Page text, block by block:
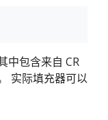
中包含来自 CR
实际填充器可以